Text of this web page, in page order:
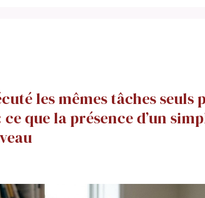
les mêmes tâches seuls
que la présence d’un